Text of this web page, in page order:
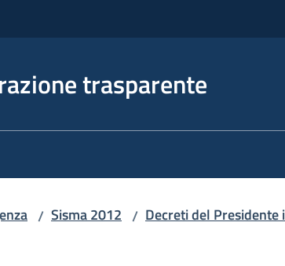
trasparente
/ Sisma 2012 / Decreti del